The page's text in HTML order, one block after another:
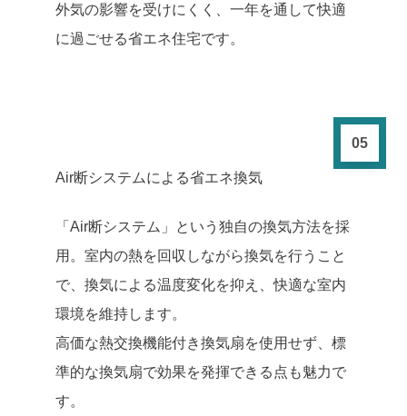
外気の影響を受けにくく、一年を通して快適
に過ごせる省エネ住宅です。
05
Air断システムによる省エネ換気
「Air断システム」という独自の換気方法を採
用。室内の熱を回収しながら換気を行うこと
で、換気による温度変化を抑え、快適な室内
環境を維持します。
高価な熱交換機能付き換気扇を使用せず、標
準的な換気扇で効果を発揮できる点も魅力で
す。